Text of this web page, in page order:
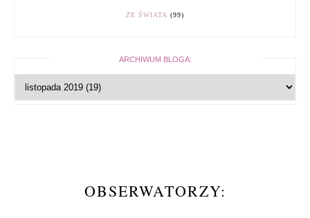
ZE ŚWIATA (99)
ARCHIWUM BLOGA:
OBSERWATORZY: